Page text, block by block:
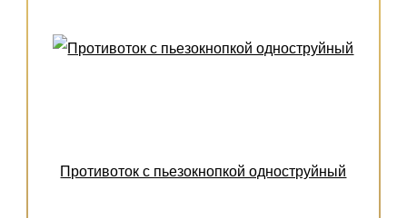
Противоток с пьезокнопкой одноструйный